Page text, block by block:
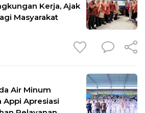
Kerja, Ajak
Masyarakat
Air Minum
Appi Apresiasi